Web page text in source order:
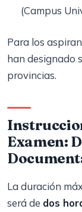
(Campus
Para los
han designado
provincias.
Examen:
La duración
será de dos